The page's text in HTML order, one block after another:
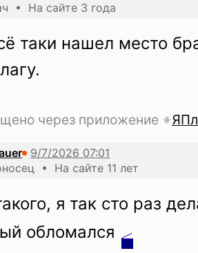
• На сайте 3 года
таки нашел место
через приложение
• На сайте 11 лет
я так сто раз
обломался